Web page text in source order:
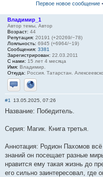
Первое новое сообщение
Владимир_1
Автор темы, Автор
Возраст: 44
Репутация: 20191 (+20269/−78)
Лояльность: 6945 (+6964/−19)
Сообщения: 3381
Зарегистрирован: 22.03.2011
С нами: 15 лет 4 месяца
Имя: Владимир.
Откуда: Россия. Татарстан.
Отправить личное
Сайт
#1 13.05.2025, 07:26
Название: Победитель.
Серия: Магик. Книга третья.
Аннотация: Родион Пахомов
знаний он посещает разные
нравится ему такая жизнь до
его сильно заинтересовал, где